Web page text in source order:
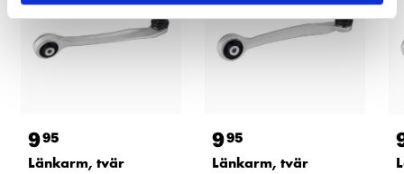
995
Länkarm, tvär
995
Länkarm, tvär